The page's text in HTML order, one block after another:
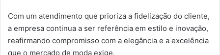
Com um atendimento que prioriza a fidelização do cliente,
a empresa continua a ser referência em estilo e inovação,
reafirmando compromisso com a elegância e a excelência
que o mercado de moda exige.